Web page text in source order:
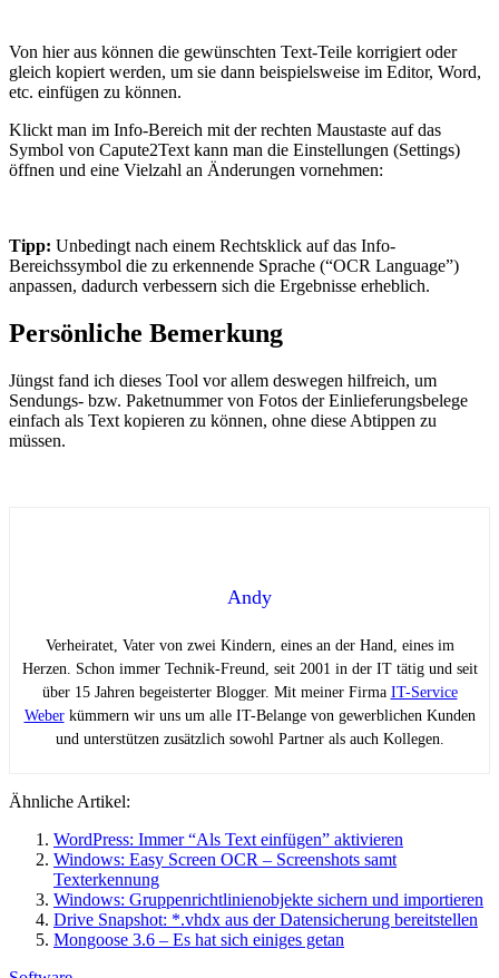
Von hier aus können die gewünschten Text-Teile korrigiert oder
gleich kopiert werden, um sie dann beispielsweise im Editor, Word,
etc. einfügen zu können.
Klickt man im Info-Bereich mit der rechten Maustaste auf das
Symbol von Capute2Text kann man die Einstellungen (Settings)
öffnen und eine Vielzahl an Änderungen vornehmen:
Tipp: Unbedingt nach einem Rechtsklick auf das Info-
Bereichssymbol die zu erkennende Sprache (“OCR Language”)
anpassen, dadurch verbessern sich die Ergebnisse erheblich.
Persönliche Bemerkung
Jüngst fand ich dieses Tool vor allem deswegen hilfreich, um
Sendungs- bzw. Paketnummer von Fotos der Einlieferungsbelege
einfach als Text kopieren zu können, ohne diese Abtippen zu
müssen.
Andy
Verheiratet, Vater von zwei Kindern, eines an der Hand, eines im
Herzen. Schon immer Technik-Freund, seit 2001 in der IT tätig und seit
über 15 Jahren begeisterter Blogger. Mit meiner Firma IT-Service
Weberkümmern wir uns um alle IT-Belange von gewerblichen Kunden
und unterstützen zusätzlich sowohl Partner als auch Kollegen.
Ähnliche Artikel:
WordPress: Immer “Als Text einfügen” aktivieren
Windows: Easy Screen OCR – Screenshots samt
Texterkennung
Windows: Gruppenrichtlinienobjekte sichern und importieren
Drive Snapshot: *.vhdx aus der Datensicherung bereitstellen
Mongoose 3.6 – Es hat sich einiges getan